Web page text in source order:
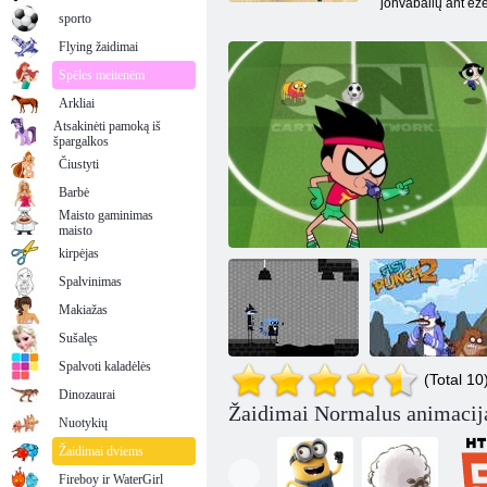
jonvabalių ant
Nuolatiniai
Kumščio smūgis
(Total 10)
Žaidimai Normalus
sporto
Flying žaidimai
Spēles meitenēm
Arkliai
Atsakinėti pamoką iš
špargalkos
Čiustyti
Barbė
Maisto gaminimas
maisto
kirpėjas
Spalvinimas
Makiažas
Sušalęs
Spalvoti kaladėlės
Dinozaurai
Nuotykių
Žaidimai dviems
Fireboy ir WaterGirl